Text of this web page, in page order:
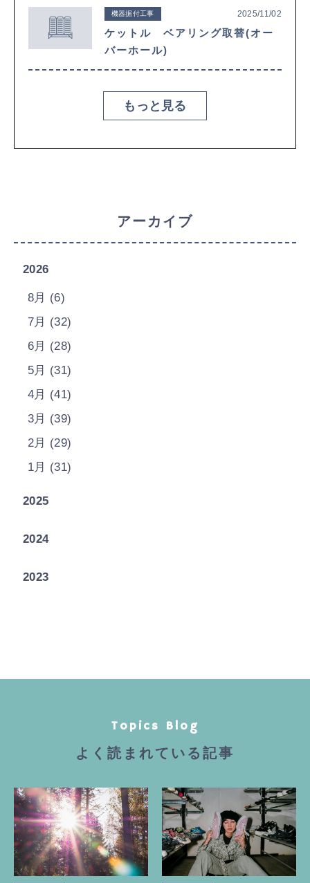
機器据付工事 2025/11/02
ケットル ベアリング取替(オー
バーホール)
もっと見る
アーカイブ
2026
8月 (6)
7月 (32)
6月 (28)
5月 (31)
4月 (41)
3月 (39)
2月 (29)
1月 (31)
2025
2024
2023
Topics Blog
よく読まれている記事